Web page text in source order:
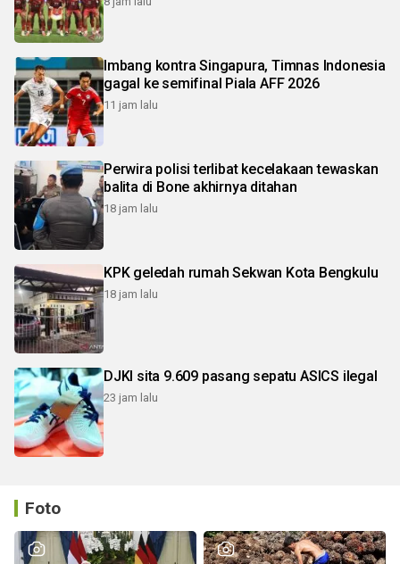
Imbang kontra Singapura, Timnas Indonesia
gagal ke semifinal Piala AFF 2026
11 jam lalu
Perwira polisi terlibat kecelakaan tewaskan
balita di Bone akhirnya ditahan
18 jam lalu
KPK geledah rumah Sekwan Kota Bengkulu
18 jam lalu
DJKI sita 9.609 pasang sepatu ASICS ilegal
23 jam lalu
Foto